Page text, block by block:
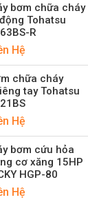
bơm chữa cháy
Tohatsu
R
Hệ
chữa cháy
tay Tohatsu
Hệ
bơm cứu hỏa
cơ xăng 15HP
HGP-80
Hệ